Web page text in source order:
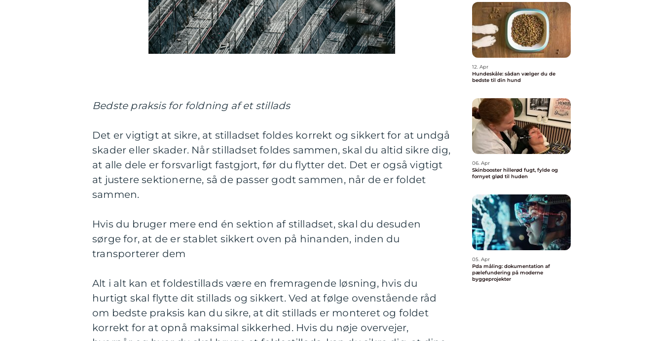
Bedste praksis for foldning af et stillads
Det er vigtigt at sikre, at stilladset foldes korrekt og sikkert for at undgå
skader eller skader. Når stilladset foldes sammen, skal du altid sikre dig,
at alle dele er forsvarligt fastgjort, før du flytter det. Det er også vigtigt
at justere sektionerne, så de passer godt sammen, når de er foldet
sammen.
Hvis du bruger mere end én sektion af stilladset, skal du desuden
sørge for, at de er stablet sikkert oven på hinanden, inden du
transporterer dem
Alt i alt kan et foldestillads være en fremragende løsning, hvis du
hurtigt skal flytte dit stillads og sikkert. Ved at følge ovenstående råd
om bedste praksis kan du sikre, at dit stillads er monteret og foldet
korrekt for at opnå maksimal sikkerhed. Hvis du nøje overvejer,
12. Apr
Hundeskåle: sådan vælger du de
bedste til din hund
06. Apr
Skinbooster hillerød fugt, fylde og
fornyet glød til huden
05. Apr
Pda måling: dokumentation af
pælefundering på moderne
byggeprojekter